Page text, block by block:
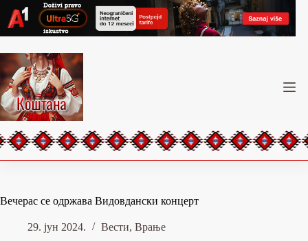
content
Вечерас се одржава Видовдански концерт
29. јун 2024. Вести, Врање